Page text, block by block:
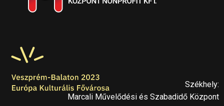
Székhely:
Marcali Művelődési és Szabadidő Központ